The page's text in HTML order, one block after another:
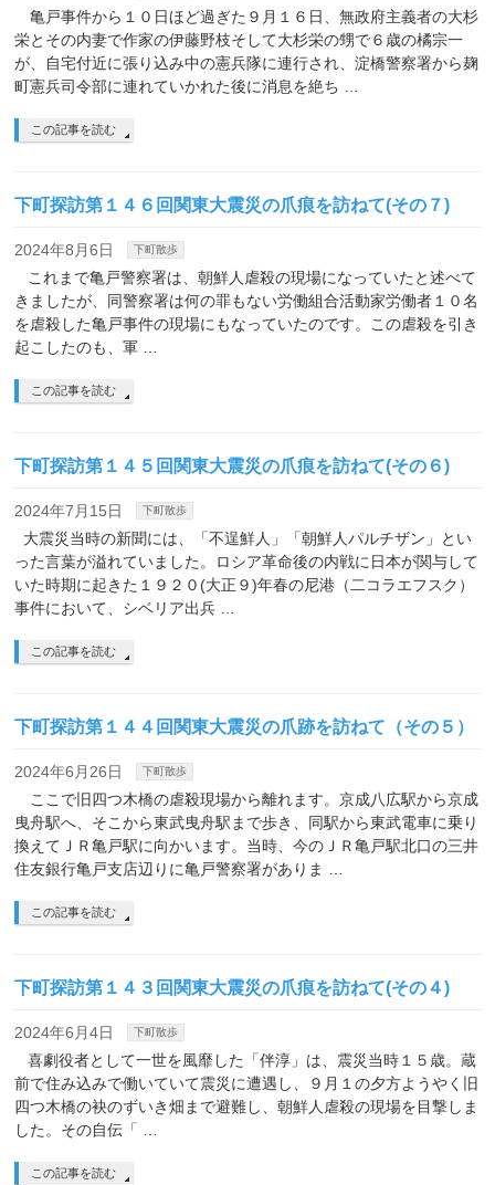
亀戸事件から１０日ほど過ぎた９月１６日、無政府主義者の大杉
栄とその内妻で作家の伊藤野枝そして大杉栄の甥で６歳の橘宗一
が、自宅付近に張り込み中の憲兵隊に連行され、淀橋警察署から麹
町憲兵司令部に連れていかれた後に消息を絶ち …
この記事を読む
下町探訪第１４６回関東大震災の爪痕を訪ねて(その７)
2024年8月6日 下町散歩
これまで亀戸警察署は、朝鮮人虐殺の現場になっていたと述べて
きましたが、同警察署は何の罪もない労働組合活動家労働者１０名
を虐殺した亀戸事件の現場にもなっていたのです。この虐殺を引き
起こしたのも、軍 …
この記事を読む
下町探訪第１４５回関東大震災の爪痕を訪ねて(その６)
2024年7月15日 下町散歩
大震災当時の新聞には、「不逞鮮人」「朝鮮人パルチザン」とい
った言葉が溢れていました。ロシア革命後の内戦に日本が関与して
いた時期に起きた１９２０(大正９)年春の尼港（二コラエフスク）
事件において、シベリア出兵 …
この記事を読む
下町探訪第１４４回関東大震災の爪跡を訪ねて（その５）
2024年6月26日 下町散歩
ここで旧四つ木橋の虐殺現場から離れます。京成八広駅から京成
曳舟駅へ、そこから東武曳舟駅まで歩き、同駅から東武電車に乗り
換えてＪＲ亀戸駅に向かいます。当時、今のＪＲ亀戸駅北口の三井
住友銀行亀戸支店辺りに亀戸警察署がありま …
この記事を読む
下町探訪第１４３回関東大震災の爪痕を訪ねて(その４)
2024年6月4日 下町散歩
喜劇役者として一世を風靡した「伴淳」は、震災当時１５歳。蔵
前で住み込みで働いていて震災に遭遇し、９月１の夕方ようやく旧
四つ木橋の袂のずいき畑まで避難し、朝鮮人虐殺の現場を目撃しま
した。その自伝「 …
この記事を読む